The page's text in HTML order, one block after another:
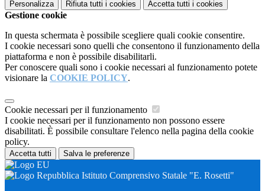
Personalizza Rifiuta tutti i cookies Accetta tutti i cookies
Gestione cookie
In questa schermata è possibile scegliere quali cookie consentire.
I cookie necessari sono quelli che consentono il funzionamento della
piattaforma e non è possibile disabilitarli.
Per conoscere quali sono i cookie necessari al funzionamento potete
visionare la COOKIE POLICY.
Cookie necessari per il funzionamento
I cookie necessari per il funzionamento non possono essere
disabilitati. È possibile consultare l'elenco nella pagina della cookie
policy.
Accetta tutti Salva le preferenze
Istituto Comprensivo Statale "E. Rosetti"